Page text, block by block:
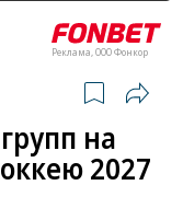
Реклама, ООО Фонкор
на
2027